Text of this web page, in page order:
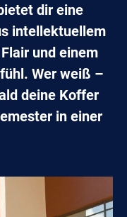
dir eine
intellektuellem
und einem
Wer weiß –
deine Koffer
in einer